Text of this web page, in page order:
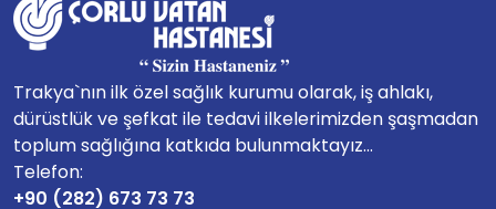
Trakya`nın ilk özel sağlık kurumu olarak, iş ahlakı,
dürüstlük ve şefkat ile tedavi ilkelerimizden şaşmadan
toplum sağlığına katkıda bulunmaktayız...
Telefon:
+90 (282) 673 73 73